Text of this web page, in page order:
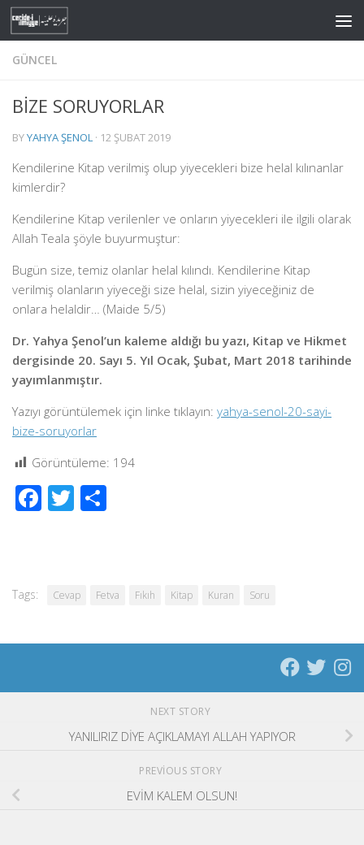
Skip to content
GÜNCEL
BİZE SORUYORLAR
BYYAHYA ŞENOL · 12 ŞUBAT 2019
Kendilerine Kitap verilmiş olup yiyecekleri bize helal kılınanlar
kimlerdir?
Kendilerine Kitap verilenler ve onların yiyecekleri ile ilgili olarak
Allah Teala şöyle buyurmuştur:
Bugün size, temiz olanlar helal kılındı. Kendilerine Kitap
verilmiş olanların yiyeceği size helal, sizin yiyeceğiniz de
onlara helaldir… (Maide 5/5)
Dr. Yahya Şenol’un kaleme aldığı bu yazı, Kitap ve Hikmet
dergisinde 20. Sayı 5. Yıl Ocak, Şubat, Mart 2018 tarihinde
yayımlanmıştır.
Yazıyı görüntülemek için linke tıklayın: yahya-senol-20-sayi-
bize-soruyorlar
Görüntüleme: 194
Facebook
Twitter
Tags: Cevap Fetva Fıkıh Kitap Kuran Soru
NEXT STORY
YANILIRIZ DİYE AÇIKLAMAYI ALLAH YAPIYOR
PREVIOUS STORY
EVİM KALEM OLSUN!